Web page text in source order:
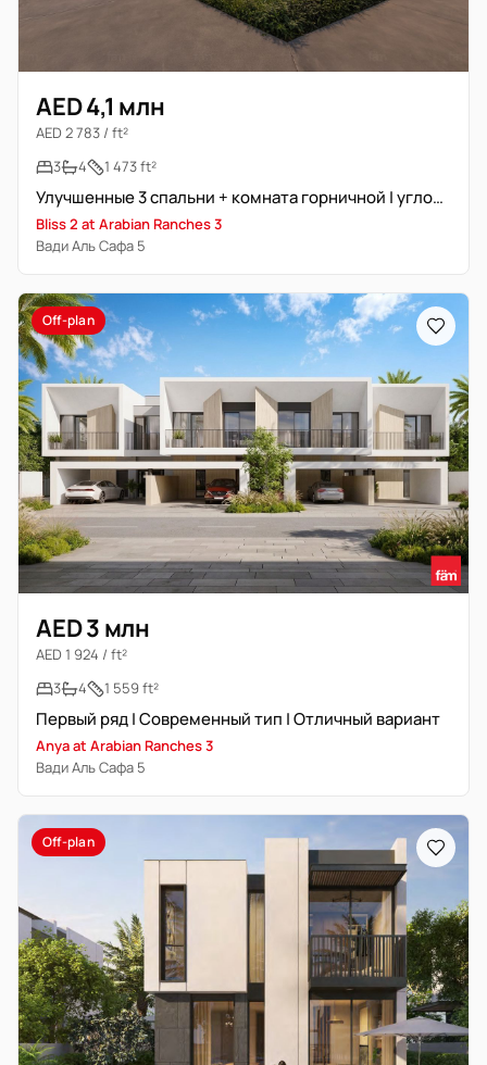
AED 4,1 млн
AED 2 783 / ft²
3
4 1 473 ft²
Улучшенные 3 спальни + комната горничной | угловая | вид на Вади
Bliss 2 at Arabian Ranches 3
Вади Аль Сафа 5
Off-plan
AED 3 млн
AED 1 924 / ft²
3
4 1 559 ft²
Первый ряд | Современный тип | Отличный вариант
Anya at Arabian Ranches 3
Вади Аль Сафа 5
Off-plan